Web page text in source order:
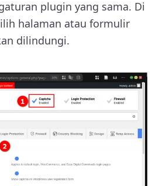
plugin yang sama. Di
halaman atau formulir
dilindungi.